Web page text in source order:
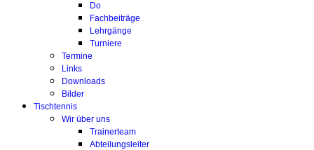
Do
Fachbeiträge
Lehrgänge
Turniere
Termine
Links
Downloads
Bilder
Tischtennis
Wir über uns
Trainerteam
Abteilungsleiter